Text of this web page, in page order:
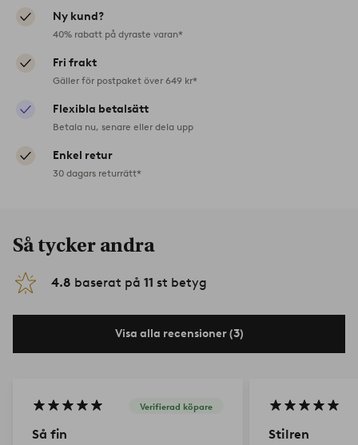
Ny kund?
40% rabatt på dyraste varan*
Fri frakt
Gäller för postpaket över 649 kr*
Flexibla betalsätt
Betala nu, senare eller dela upp
Enkel retur
30 dagars returrätt*
Så tycker andra
4.8 baserat på 11 st betyg
Visa alla recensioner (3)
Verifierad köpare
Så fin Stilren